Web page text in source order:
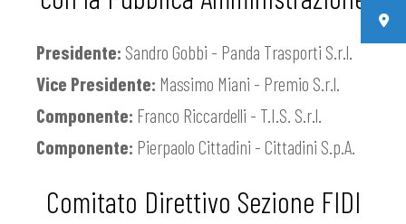
Presidente: Sandro Gobbi - Panda Trasporti S.r.l.
Vice Presidente: Massimo Miani - Premio S.r.l.
Componente: Franco Riccardelli - T.I.S. S.r.l.
Componente: Pierpaolo Cittadini - Cittadini S.p.A.
Comitato Direttivo Sezione FIDI